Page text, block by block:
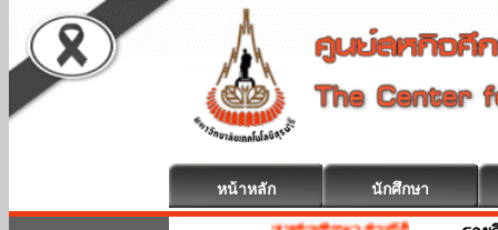
หน้าหลัก นักศึกษา